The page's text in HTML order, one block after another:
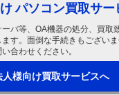
パソコン買取サー
バ等、OA機器の処分、買取
す。面倒な手続きもござい
合わせください。
人様向け買取サービスへ